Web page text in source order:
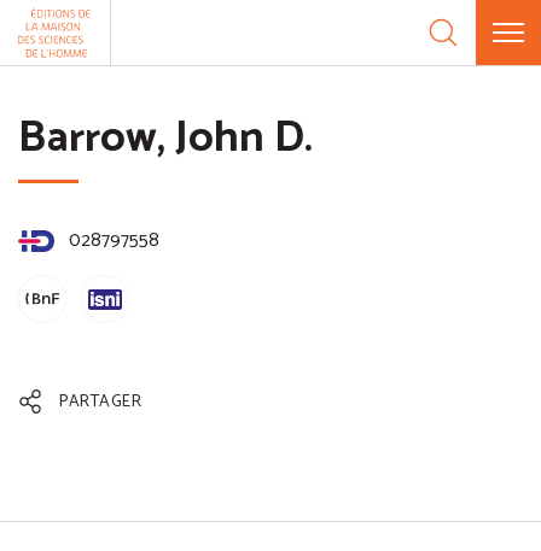
Aller au contenu
Barrow, John D.
028797558
PARTAGER
Panneau de gestion des cookies